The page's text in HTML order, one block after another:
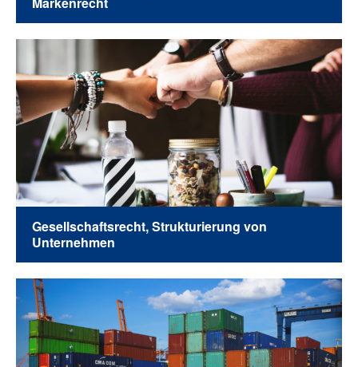
Gesellschaftsrecht, Strukturierung von
Unternehmen